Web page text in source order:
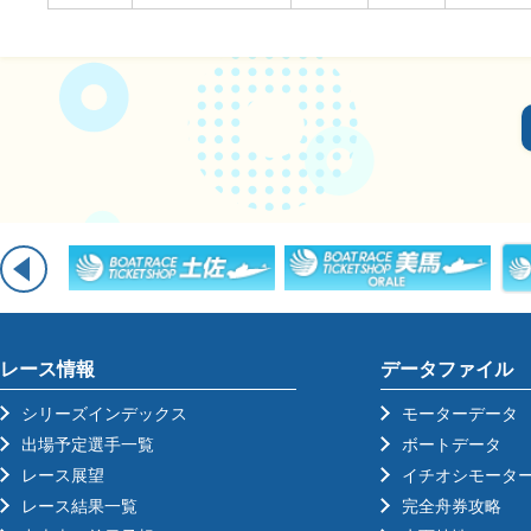
レース情報
シリーズインデックス
出場予定選手一覧
レース展望
レース結果一覧
データファイル
モーターデータ
ボートデータ
イチオシモータ
完全舟券攻略